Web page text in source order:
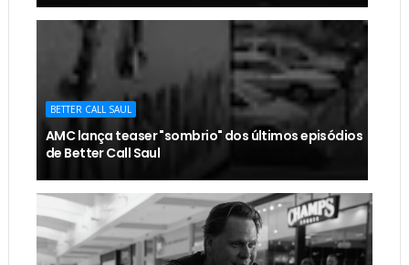
BETTER CALL SAUL
AMC lança teaser "sombrio" dos últimos episódios
de Better Call Saul